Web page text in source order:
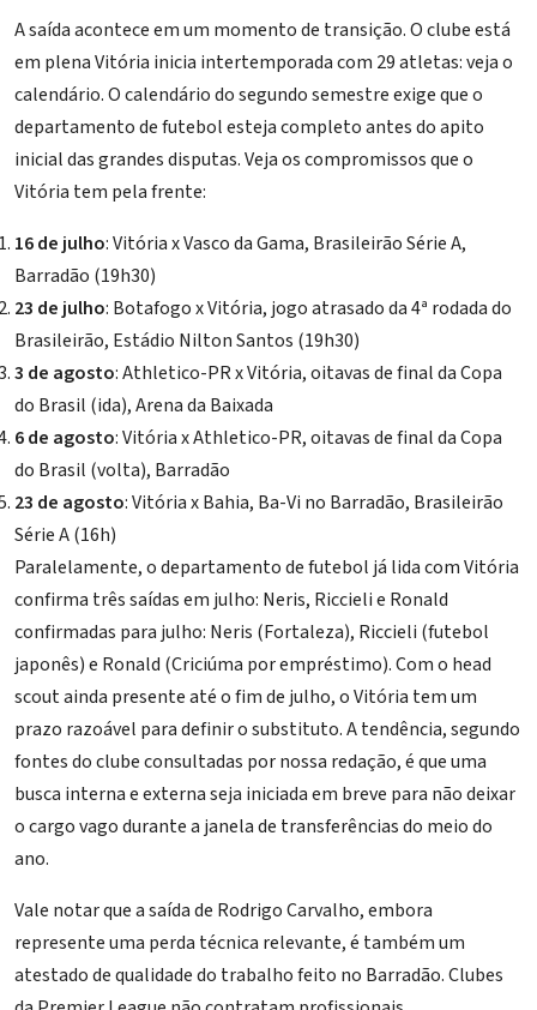
A saída acontece em um momento de transição. O clube está
em plenaVitória inicia intertemporada com 29 atletas: veja o
calendário. O calendário do segundo semestre exige que o
departamento de futebol esteja completo antes do apito
inicial das grandes disputas. Veja os compromissos que o
Vitória tem pela frente:
16 de julho: Vitória x Vasco da Gama, Brasileirão Série A,
Barradão (19h30)
23 de julho: Botafogo x Vitória, jogo atrasado da 4ª rodada do
Brasileirão, Estádio Nilton Santos (19h30)
3 de agosto: Athletico-PR x Vitória, oitavas de final da Copa
do Brasil (ida), Arena da Baixada
6 de agosto: Vitória x Athletico-PR, oitavas de final da Copa
do Brasil (volta), Barradão
23 de agosto: Vitória x Bahia, Ba-Vi no Barradão, Brasileirão
Série A (16h)
Paralelamente, o departamento de futebol já lida comVitória
confirma três saídas em julho: Neris, Riccieli e Ronald
confirmadas para julho: Neris (Fortaleza), Riccieli (futebol
japonês) e Ronald (Criciúma por empréstimo). Com o head
scout ainda presente até o fim de julho, o Vitória tem um
prazo razoável para definir o substituto. A tendência, segundo
fontes do clube consultadas por nossa redação, é que uma
busca interna e externa seja iniciada em breve para não deixar
o cargo vago durante a janela de transferências do meio do
ano.
Vale notar que a saída de Rodrigo Carvalho, embora
represente uma perda técnica relevante, é também um
atestado de qualidade do trabalho feito no Barradão. Clubes